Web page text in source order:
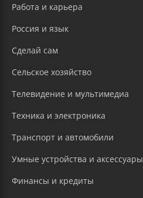
Работа и карьера
Россия и язык
Сделай сам
Сельское хозяйство
Телевидение и мультимедиа
Техника и электроника
Транспорт и автомобили
Умные устройства и аксессуары
Финансы и кредиты